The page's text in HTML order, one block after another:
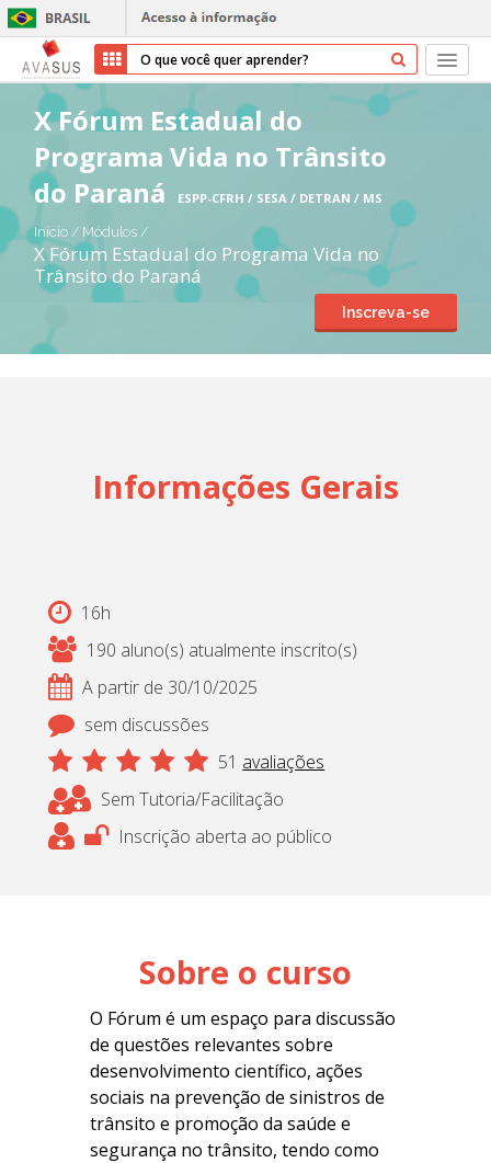
Início
Cursos
Sobre nós
Cadastrar
X Fórum Estadual do
Programa Vida no Trânsito
do Paraná
ESPP-CFRH / SESA / DETRAN / MS
Início / Módulos/
X Fórum Estadual do Programa Vida no
Trânsito do Paraná
Inscreva-se
Informações Gerais
16h
190 aluno(s) atualmente inscrito(s)
A partir de 30/10/2025
sem discussões
51 avaliações
Sem Tutoria/Facilitação
Inscrição aberta ao público
Sobre o curso
O Fórum é um espaço para discussão
de questões relevantes sobre
desenvolvimento científico, ações
sociais na prevenção de sinistros de
trânsito e promoção da saúde e
segurança no trânsito, tendo como